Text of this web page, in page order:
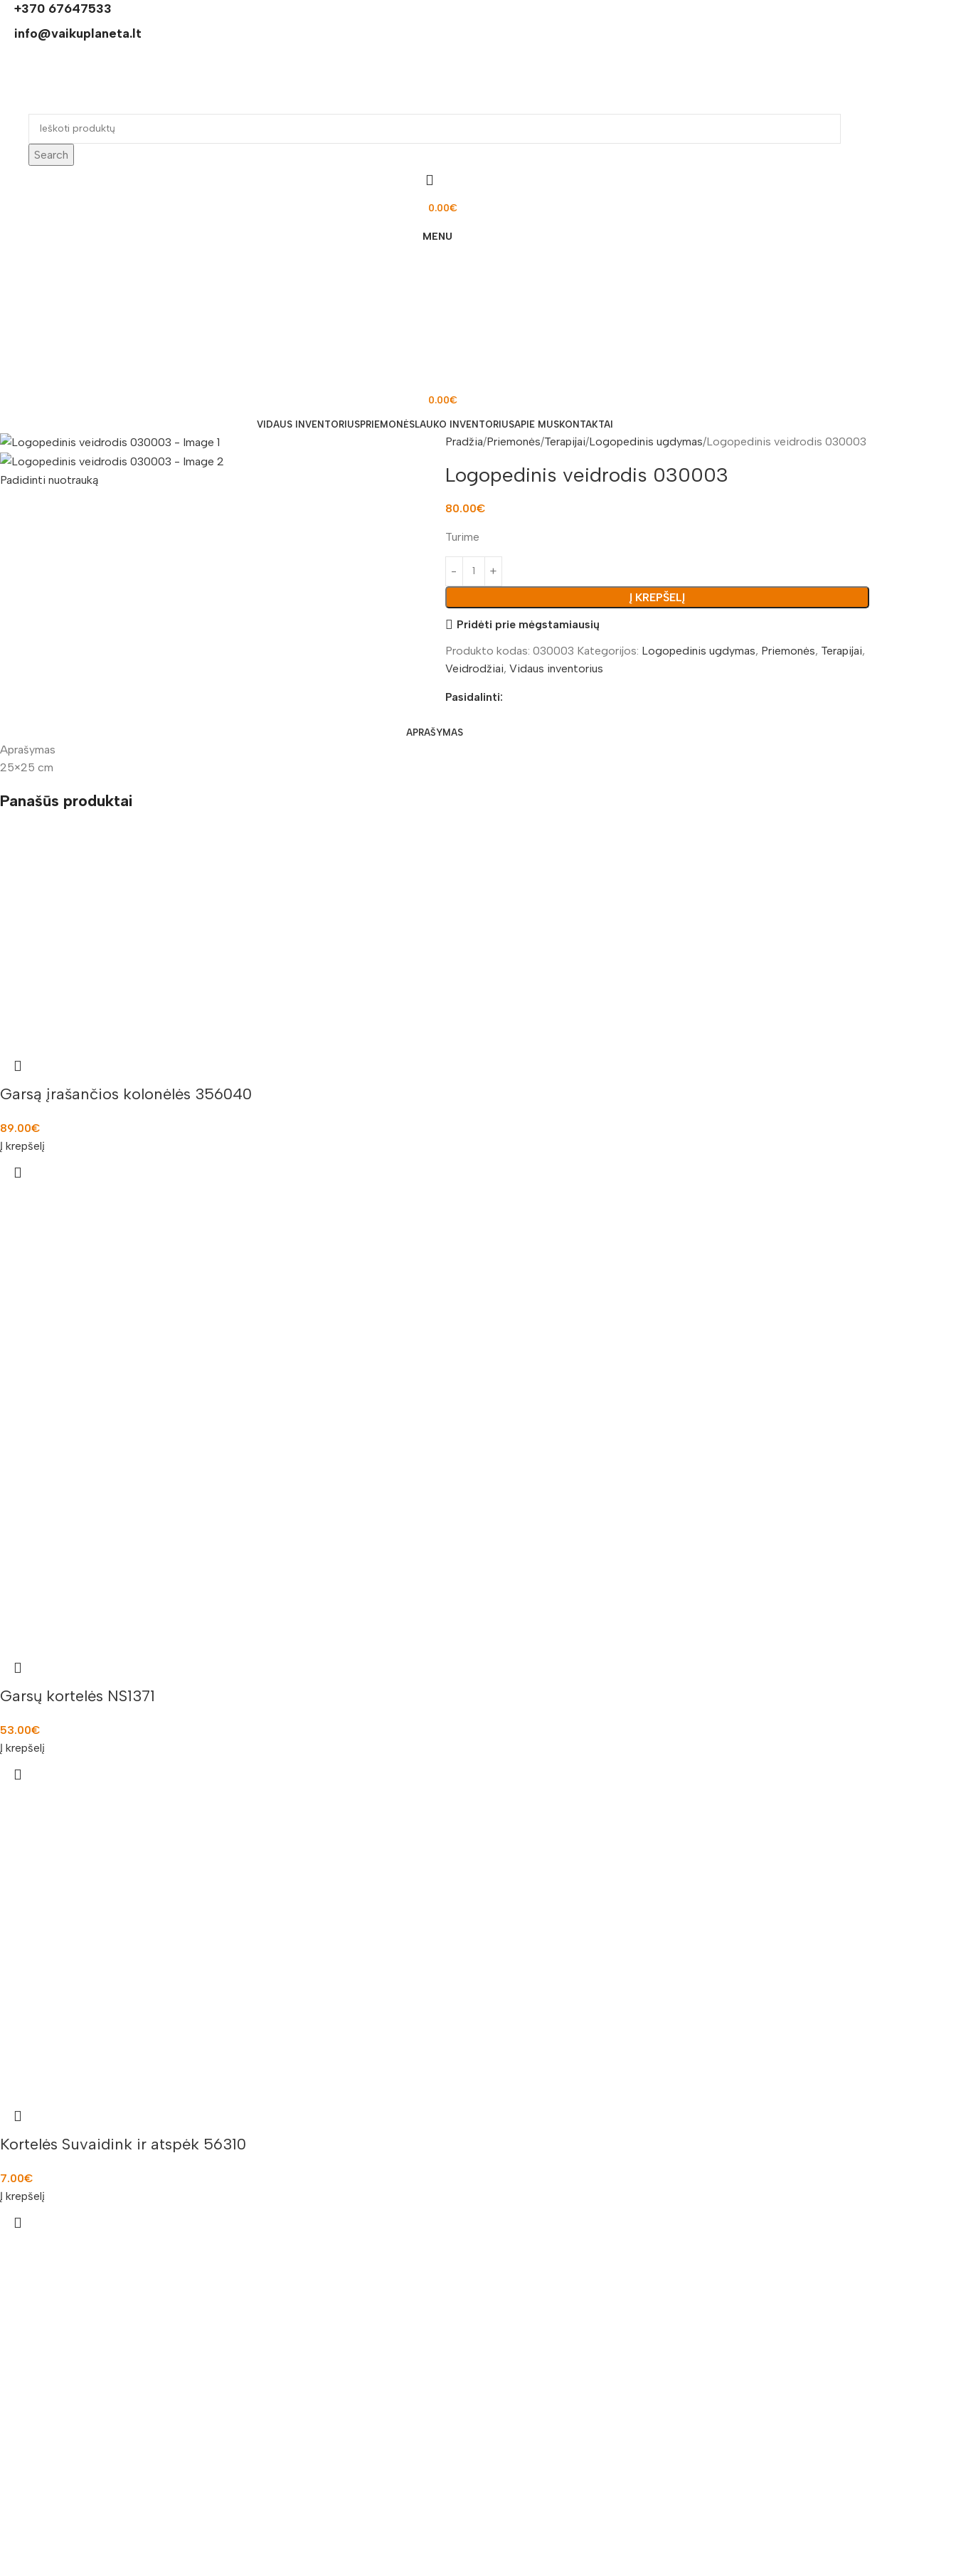
+370 67647533
info@vaikuplaneta.lt
Search
0.00€
MENU
0.00€
VIDAUS INVENTORIUSPRIEMONĖSLAUKO INVENTORIUSAPIE MUSKONTAKTAI
Padidinti nuotrauką
Pradžia Priemonės Terapijai Logopedinis ugdymas Logopedinis veidrodis 030003
Logopedinis veidrodis 030003
80.00€
Turime
Į KREPŠELĮ
Pridėti prie mėgstamiausių
Produkto kodas: 030003 Kategorijos: Logopedinis ugdymas, Priemonės, Terapijai,
Veidrodžiai, Vidaus inventorius
Pasidalinti:
APRAŠYMAS
Aprašymas
25×25 cm
Panašūs produktai
Garsą įrašančios kolonėlės 356040
89.00€
Į krepšelį
Garsų kortelės NS1371
53.00€
Į krepšelį
Kortelės Suvaidink ir atspėk 56310
7.00€
Į krepšelį